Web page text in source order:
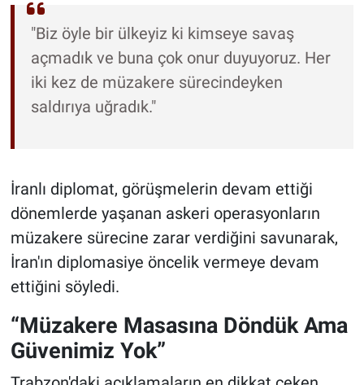
"Biz öyle bir ülkeyiz ki kimseye savaş
açmadık ve buna çok onur duyuyoruz. Her
iki kez de müzakere sürecindeyken
saldırıya uğradık."
İranlı diplomat, görüşmelerin devam ettiği
dönemlerde yaşanan askeri operasyonların
müzakere sürecine zarar verdiğini savunarak,
İran'ın diplomasiye öncelik vermeye devam
ettiğini söyledi.
“Müzakere Masasına Döndük Ama
Güvenimiz Yok”